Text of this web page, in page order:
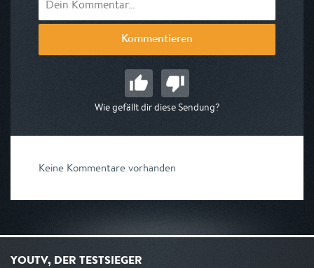
Kommentieren
Wie gefällt dir diese Sendung?
Keine Kommentare vorhanden
YOUTV, DER TESTSIEGER